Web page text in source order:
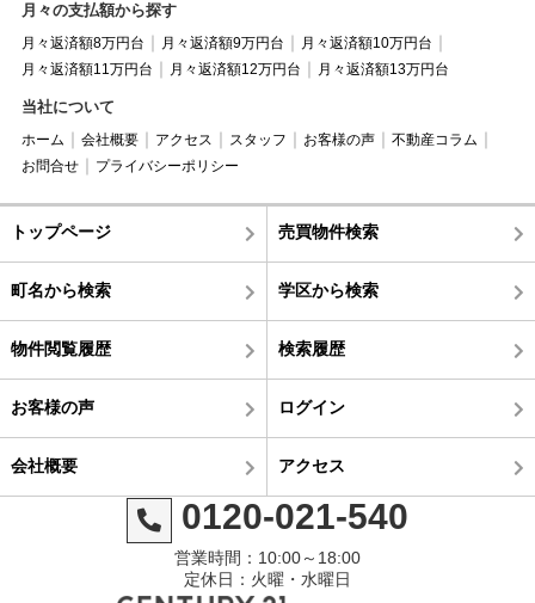
月々の支払額から探す
月々返済額8万円台 月々返済額9万円台
月々返済額10万円台
月々返済額11万円台
月々返済額12万円台 月々返済額13万円台
当社について
ホーム 会社概要 アクセス スタッフ お客様の声
不動産コラム
お問合せ
プライバシーポリシー
トップページ 売買物件検索
町名から検索 学区から検索
物件閲覧履歴 検索履歴
お客様の声 ログイン
会社概要 アクセス
0120-021-540
営業時間：10:00～18:00
定休日：火曜・水曜日